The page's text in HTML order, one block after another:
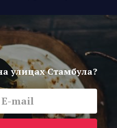
улицах Стамбула?